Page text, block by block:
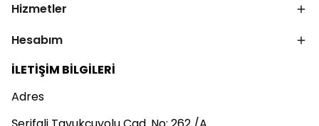
Hizmetler
Hesabım
İLETİŞİM BİLGİLERİ
Adres